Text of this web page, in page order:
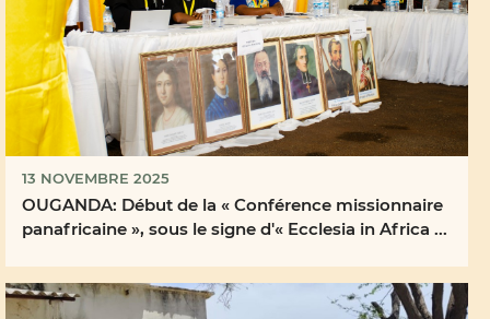
13 NOVEMBRE 2025
OUGANDA: Début de la « Conférence missionnaire
panafricaine », sous le signe d'« Ecclesia in Africa ...